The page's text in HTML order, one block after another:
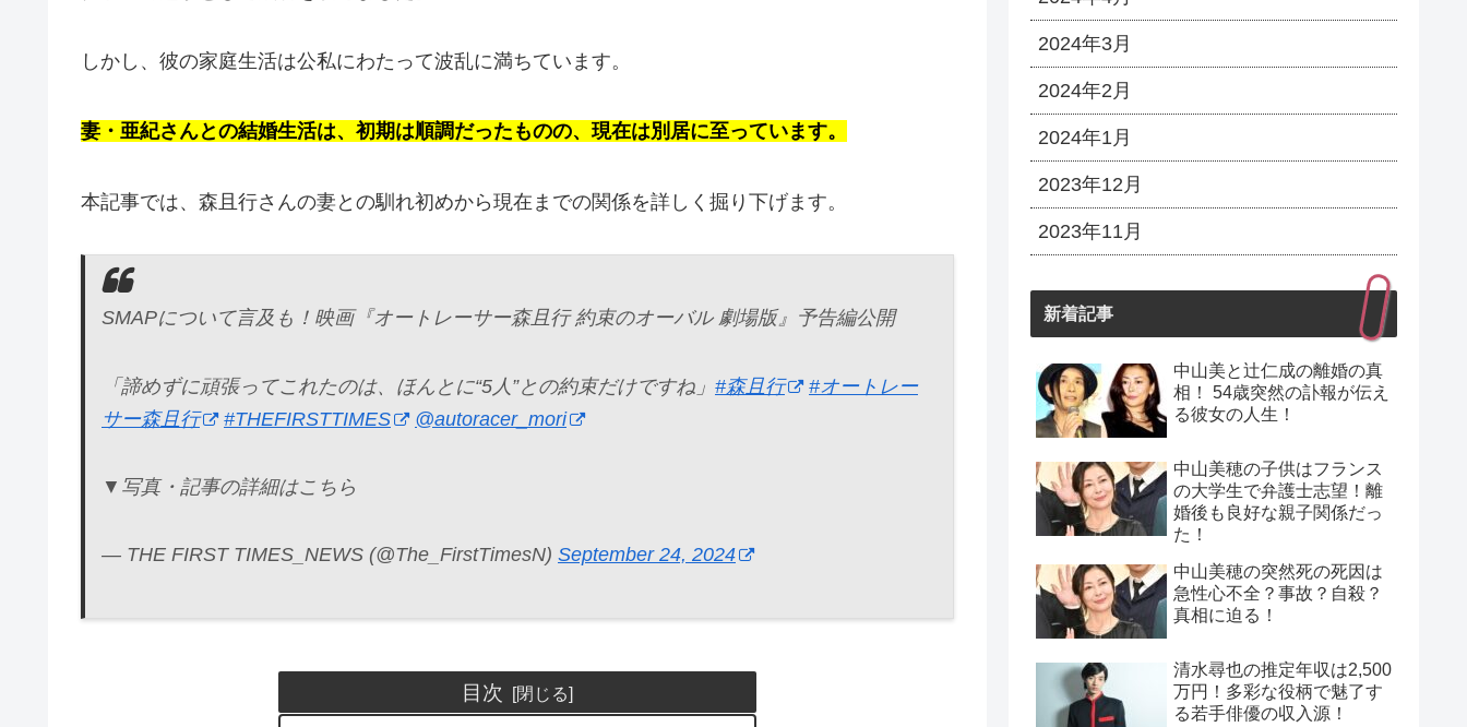
しかし、彼の家庭生活は公私にわたって波乱に満ちています。
妻・亜紀さんとの結婚生活は、初期は順調だったものの、現在は別居に至っています。
本記事では、森且行さんの妻との馴れ初めから現在までの関係を詳しく掘り下げます。
SMAPについて言及も！映画『オートレーサー森且行 約束のオーバル 劇場版』予告編公開
「諦めずに頑張ってこれたのは、ほんとに“5人”との約束だけですね」 #森且行
#オートレー
サー森且行
#THEFIRSTTIMES @autoracer_mori
▼写真・記事の詳細はこちら
— THE FIRST TIMES_NEWS (@The_FirstTimesN) September 24, 2024
目次
2024年3月
2024年2月
2024年1月
2023年12月
2023年11月
新着記事
中山美と辻仁成の離婚の真
相！ 54歳突然の訃報が伝え
る彼女の人生！
中山美穂の子供はフランス
の大学生で弁護士志望！離
婚後も良好な親子関係だっ
た！
中山美穂の突然死の死因は
急性心不全？事故？自殺？
真相に迫る！
清水尋也の推定年収は2,500
万円！多彩な役柄で魅了す
る若手俳優の収入源！